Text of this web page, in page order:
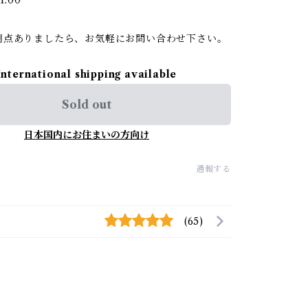
ありましたら、お気軽にお問い合わせ下さい。
shipping available
Sold out
日本国内にお住まいの方向け
通報する
(65)